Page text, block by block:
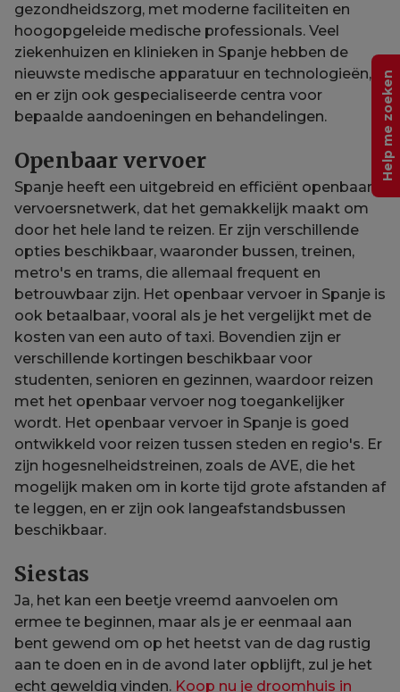
gezondheidszorg, met moderne faciliteiten en
hoogopgeleide medische professionals. Veel
ziekenhuizen en klinieken in Spanje hebben de
nieuwste medische apparatuur en technologieën,
en er zijn ook gespecialiseerde centra voor
bepaalde aandoeningen en behandelingen.
Openbaar vervoer
Spanje heeft een uitgebreid en efficiënt openbaar
vervoersnetwerk, dat het gemakkelijk maakt om
door het hele land te reizen. Er zijn verschillende
opties beschikbaar, waaronder bussen, treinen,
metro's en trams, die allemaal frequent en
betrouwbaar zijn. Het openbaar vervoer in Spanje is
ook betaalbaar, vooral als je het vergelijkt met de
kosten van een auto of taxi. Bovendien zijn er
verschillende kortingen beschikbaar voor
studenten, senioren en gezinnen, waardoor reizen
met het openbaar vervoer nog toegankelijker
wordt. Het openbaar vervoer in Spanje is goed
ontwikkeld voor reizen tussen steden en regio's. Er
zijn hogesnelheidstreinen, zoals de AVE, die het
mogelijk maken om in korte tijd grote afstanden af
te leggen, en er zijn ook langeafstandsbussen
beschikbaar.
Siestas
Ja, het kan een beetje vreemd aanvoelen om
ermee te beginnen, maar als je er eenmaal aan
bent gewend om op het heetst van de dag rustig
aan te doen en in de avond later opblijft, zul je het
echt geweldig vinden. Koop nu je droomhuis in
Help me zoeken